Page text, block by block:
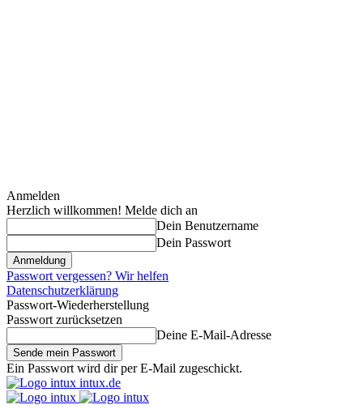
Anmelden
Herzlich willkommen! Melde dich an
Dein Benutzername
Dein Passwort
Passwort vergessen? Wir helfen
Datenschutzerklärung
Passwort-Wiederherstellung
Passwort zurücksetzen
Deine E-Mail-Adresse
Ein Passwort wird dir per E-Mail zugeschickt.
intux.de